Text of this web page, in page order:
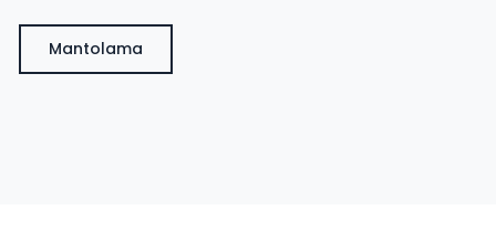
Mantolama